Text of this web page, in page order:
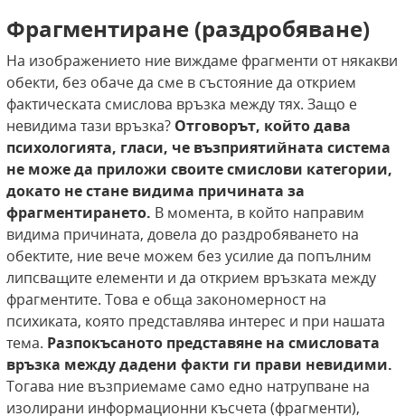
Фрагментиране (раздробяване)
На изображението ние виждаме фрагменти от някакви
обекти, без обаче да сме в състояние да открием
фактическата смислова връзка между тях. Защо е
невидима тази връзка? Отговорът, който дава
психологията, гласи, че възприятийната система
не може да приложи своите смислови категории,
докато не стане видима причината за
фрагментирането. В момента, в който направим
видима причината, довела до раздробяването на
обектите, ние вече можем без усилие да попълним
липсващите елементи и да открием връзката между
фрагментите. Това е обща закономерност на
психиката, която представлява интерес и при нашата
тема. Разпокъсаното представяне на смисловата
връзка между дадени факти ги прави невидими.
Тогава ние възприемаме само едно натрупване на
изолирани информационни късчета (фрагменти),